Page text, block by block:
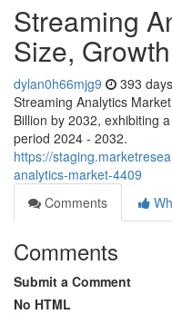
Streaming
Size,
dylan0h66mjg9 393
Streaming Analytics
Billion by 2032, exhibiting
period 2024 - 2032.
https://
analytics-market-4409
Comments
Comments
Submit a Comment
No HTML